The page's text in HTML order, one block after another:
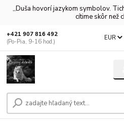
,,Duša hovorí jazykom symbolov.
cítime skôr než
EUR
+421 907 816 492
(Po-Pia, 9-16 hod.)